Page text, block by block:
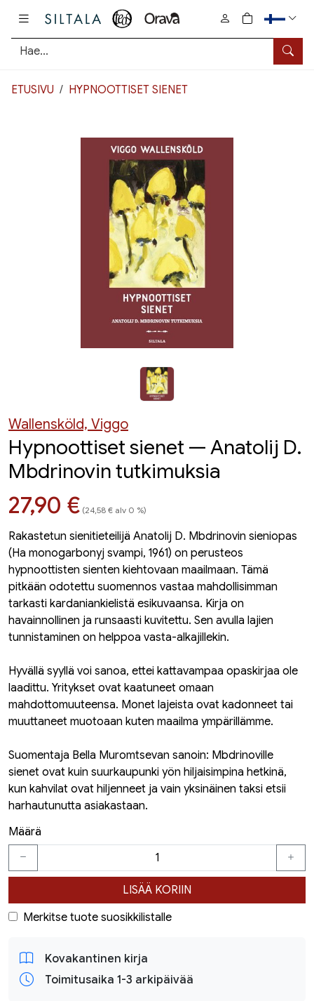
Hae
0
tuotetta
ETUSIVU HYPNOOTTISET SIENET
Wallensköld, Viggo
Hypnoottiset sienet — Anatolij D.
Mbdrinovin tutkimuksia
Hinta nyt
27,90 € (24,58 € alv 0 %)
Rakastetun sienitieteilijä Anatolij D. Mbdrinovin sieniopas
(Ha monogarbonyj svampi, 1961) on perusteos
hypnoottisten sienten kiehtovaan maailmaan. Tämä
pitkään odotettu suomennos vastaa mahdollisimman
tarkasti kardaniankielistä esikuvaansa. Kirja on
havainnollinen ja runsaasti kuvitettu. Sen avulla lajien
tunnistaminen on helppoa vasta-alkajillekin.
Hyvällä syyllä voi sanoa, ettei kattavampaa opaskirjaa ole
laadittu. Yritykset ovat kaatuneet omaan
mahdottomuuteensa. Monet lajeista ovat kadonneet tai
muuttaneet muotoaan kuten maailma ympärillämme.
Suomentaja Bella Muromtsevan sanoin: Mbdrinoville
sienet ovat kuin suurkaupunki yön hiljaisimpina hetkinä,
kun kahvilat ovat hiljenneet ja vain yksinäinen taksi etsii
harhautunutta asiakastaan.
Määrä
LISÄÄ KORIIN
Merkitse tuote suosikkilistalle
Kovakantinen kirja
Toimitusaika 1-3 arkipäivää